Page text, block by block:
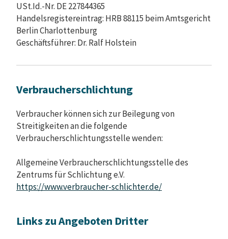
USt.Id.-Nr. DE 227844365
Handelsregistereintrag: HRB 88115 beim Amtsgericht
Berlin Charlottenburg
Geschäftsführer: Dr. Ralf Holstein
Verbraucherschlichtung
Verbraucher können sich zur Beilegung von
Streitigkeiten an die folgende
Verbraucherschlichtungsstelle wenden:
Allgemeine Verbraucherschlichtungsstelle des
Zentrums für Schlichtung e.V.
https://www.verbraucher-schlichter.de/
Links zu Angeboten Dritter